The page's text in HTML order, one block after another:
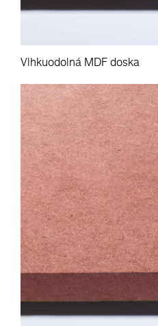
Vlhkuodolná MDF doska